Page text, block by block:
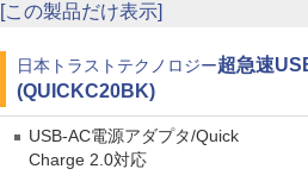
[この製品だけ表示]
日本トラストテクノロジー超急速
(QUICKC20BK)
USB-AC電源アダプタ/Quick
Charge 2.0対応